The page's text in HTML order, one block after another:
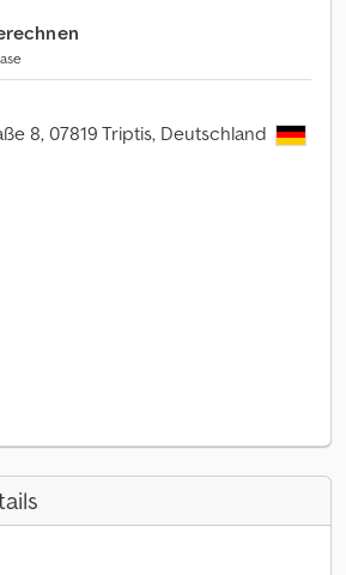
8, 07819 Triptis, Deutschland